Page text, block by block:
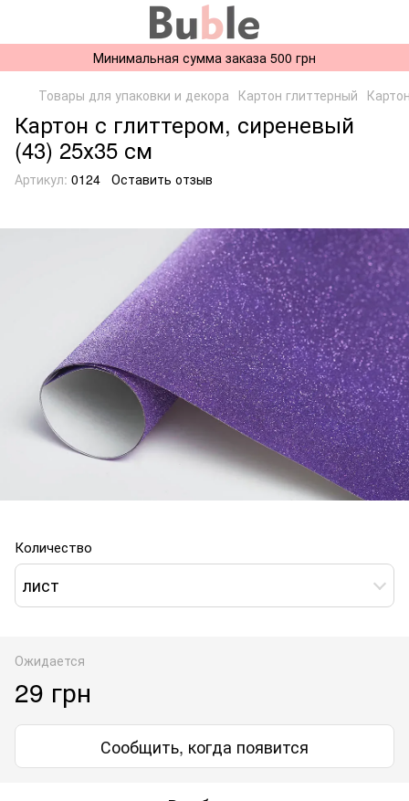
Минимальная сумма заказа 500 грн
Товары для упаковки и декора Картон глиттерный
Картон с глиттером, сиреневый
(43) 25х35 см
Артикул: 0124 Оставить отзыв
Количество
лист
Ожидается
29 грн
Сообщить, когда появится